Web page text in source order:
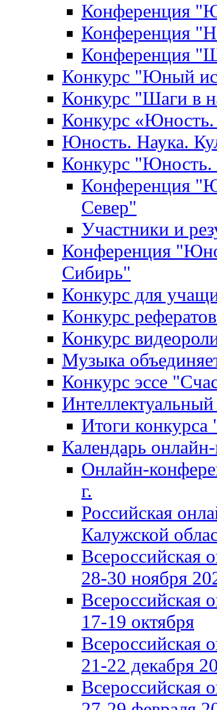
Конференция
Конференция
Конференция
Конкурс "Юный
Конкурс "Шаги в
Конкурс «Юность.
Юность. Наука.
Конкурс "Юность.
Конференция
Север"
Участники и
Конференция
Сибирь"
Конкурс для
Конкурс
Конкурс
Музыка
Конкурс эссе
Итоги
Календарь
Онлайн-
г.
Российская
Калужской
Всероссийская
28-30 ноября
Всероссийская
17-19 октября
Всероссийская
21-22 декабря
Всероссийская